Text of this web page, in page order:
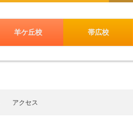
羊ケ丘校 帯広校
アクセス